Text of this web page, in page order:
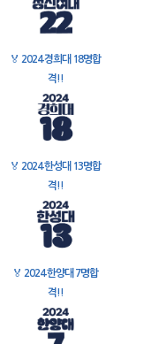
🏅 2024 경희대 18명합
격!!
🏅 2024 한성대 13명합
격!!
🏅 2024 한양대 7명합
격!!